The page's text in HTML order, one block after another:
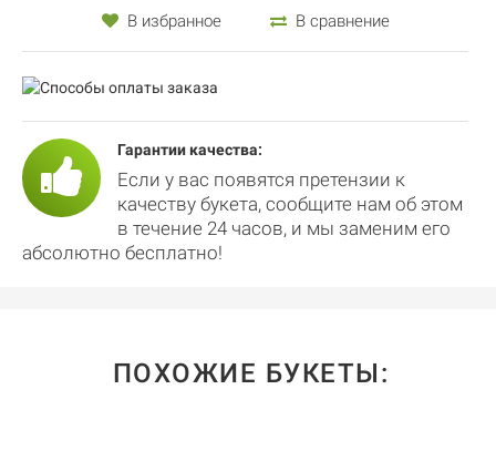
В избранное В сравнение
Гарантии качества:
Если у вас появятся претензии к
качеству букета, сообщите нам об этом
в течение 24 часов, и мы заменим его
абсолютно бесплатно!
ПОХОЖИЕ БУКЕТЫ: